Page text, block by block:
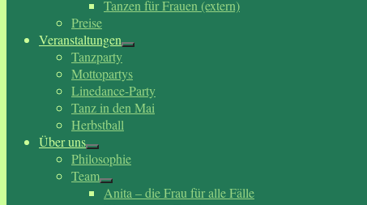
Tanzen für Frauen (extern)
Preise
Veranstaltungen
Tanzparty
Mottopartys
Linedance-Party
Tanz in den Mai
Herbstball
Über uns
Philosophie
Team
Anita – die Frau für alle Fälle